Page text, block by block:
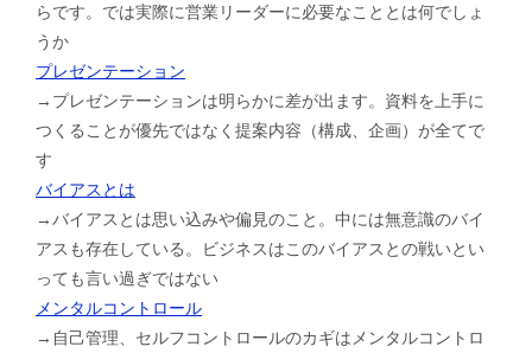
らです。では実際に営業リーダーに必要なこととは何でしょ
うか
プレゼンテーション
→プレゼンテーションは明らかに差が出ます。資料を上手に
つくることが優先ではなく提案内容（構成、企画）が全てで
す
バイアスとは
→バイアスとは思い込みや偏見のこと。中には無意識のバイ
アスも存在している。ビジネスはこのバイアスとの戦いとい
っても言い過ぎではない
メンタルコントロール
→自己管理、セルフコントロールのカギはメンタルコントロ